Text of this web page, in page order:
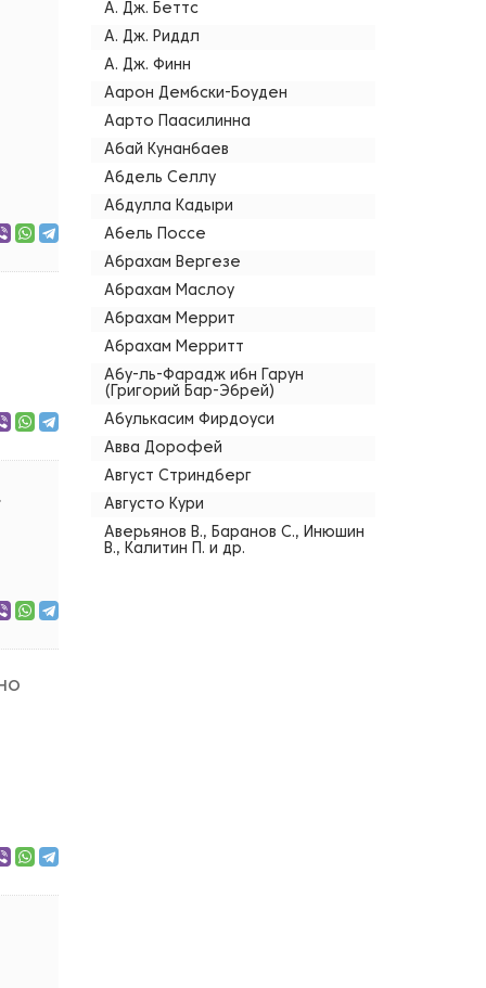
А. Дж. Беттс
А. Дж. Риддл
А. Дж. Финн
Аарон Дембски-Боуден
Аарто Паасилинна
Абай Кунанбаев
Абдель Селлу
Абдулла Кадыри
Абель Поссе
Абрахам Вергезе
Абрахам Маслоу
Абрахам Меррит
Абрахам Мерритт
Абу-ль-Фарадж ибн Гарун
(Григорий Бар-Эбрей)
Абулькасим Фирдоуси
Авва Дорофей
Август Стриндберг
Августо Кури
Аверьянов В., Баранов С., Инюшин
В., Калитин П. и др.